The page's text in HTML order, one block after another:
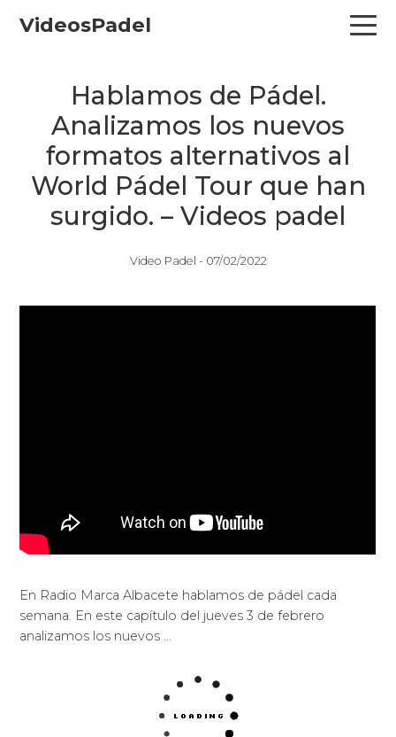
VideosPadel
Hablamos de Pádel.
Analizamos los nuevos
formatos alternativos al
World Pádel Tour que han
surgido. – Videos padel
Video Padel - 07/02/2022
En Radio Marca Albacete hablamos de pádel cada
semana. En este capítulo del jueves 3 de febrero
analizamos los nuevos …